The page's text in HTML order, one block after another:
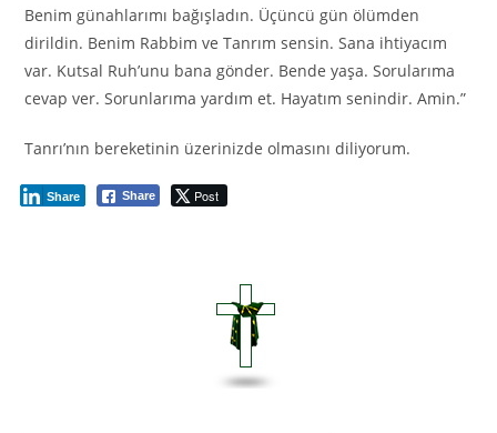
Benim günahlarımı bağışladın. Üçüncü gün ölümden
dirildin. Benim Rabbim ve Tanrım sensin. Sana ihtiyacım
var. Kutsal Ruh’unu bana gönder. Bende yaşa. Sorularıma
cevap ver. Sorunlarıma yardım et. Hayatım senindir. Amin.”
Tanrı’nın bereketinin üzerinizde olmasını diliyorum.
Share Post
Share